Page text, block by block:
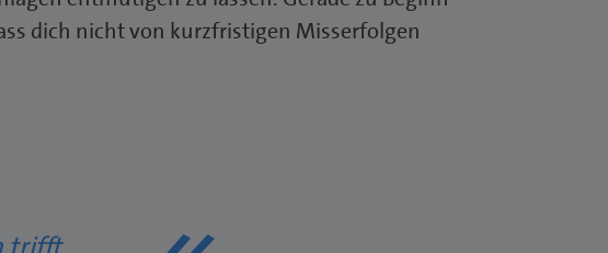
dich nicht von kurzfristigen Misserfolgen